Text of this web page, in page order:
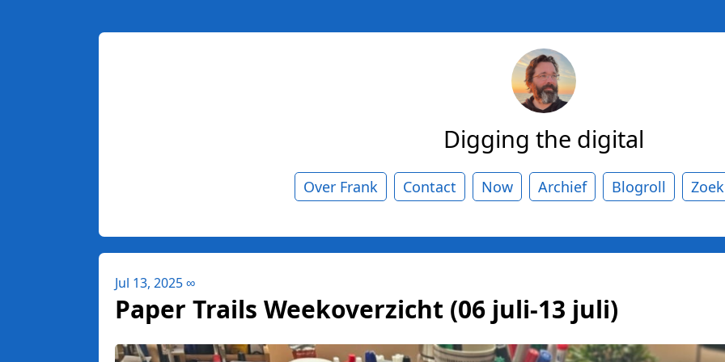
Digging the digital
Over Frank Contact Now Archief Blogroll
Jul 13, 2025∞
Paper Trails Weekoverzicht (06 juli-13 juli)